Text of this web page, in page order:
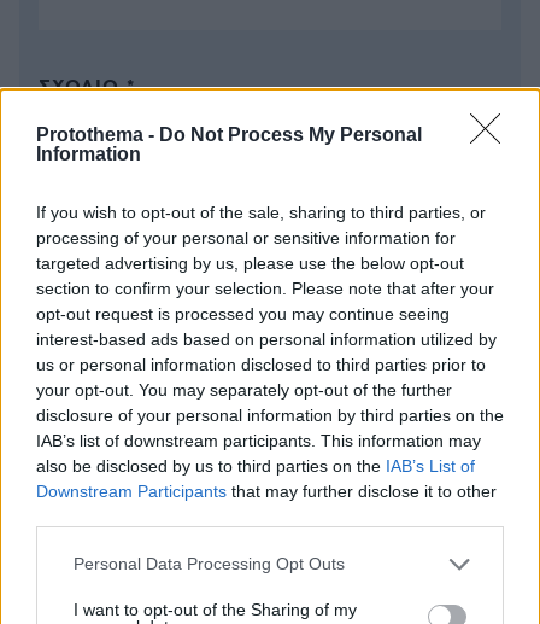
Protothema - Do Not Process My Personal
Information
If you wish to opt-out of the sale, sharing to third parties, or
processing of your personal or sensitive information for
targeted advertising by us, please use the below opt-out
section to confirm your selection. Please note that after your
opt-out request is processed you may continue seeing
interest-based ads based on personal information utilized by
us or personal information disclosed to third parties prior to
your opt-out. You may separately opt-out of the further
disclosure of your personal information by third parties on the
IAB’s list of downstream participants. This information may
also be disclosed by us to third parties on the IAB’s List of
Downstream Participants that may further disclose it to other
Please note that this website/app uses one or more Google
not limited to your visit or usage behaviour. You may click to
Personal Data Processing Opt Outs
I want to opt-out of the Sharing of my
ΣΧΌΛΙΟ *
Απομένουν2500χαρακτήρες